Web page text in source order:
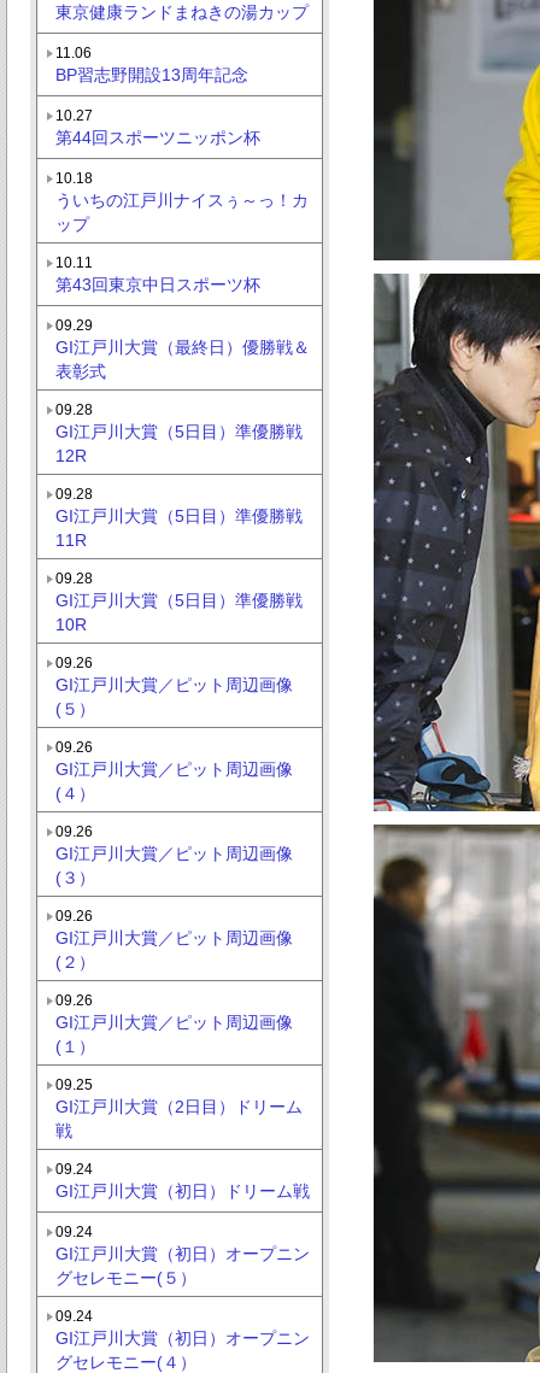
東京健康ランドまねきの湯カップ
11.06
BP習志野開設13周年記念
10.27
第44回スポーツニッポン杯
10.18
ういちの江戸川ナイスぅ～っ！カ
ップ
10.11
第43回東京中日スポーツ杯
09.29
GI江戸川大賞（最終日）優勝戦＆
表彰式
09.28
GI江戸川大賞（5日目）準優勝戦
12R
09.28
GI江戸川大賞（5日目）準優勝戦
11R
09.28
GI江戸川大賞（5日目）準優勝戦
10R
09.26
GI江戸川大賞／ピット周辺画像
(５）
09.26
GI江戸川大賞／ピット周辺画像
(４）
09.26
GI江戸川大賞／ピット周辺画像
(３）
09.26
GI江戸川大賞／ピット周辺画像
(２）
09.26
GI江戸川大賞／ピット周辺画像
(１）
09.25
GI江戸川大賞（2日目）ドリーム
戦
09.24
GI江戸川大賞（初日）ドリーム戦
09.24
GI江戸川大賞（初日）オープニン
グセレモニー(５）
09.24
GI江戸川大賞（初日）オープニン
グセレモニー(４）